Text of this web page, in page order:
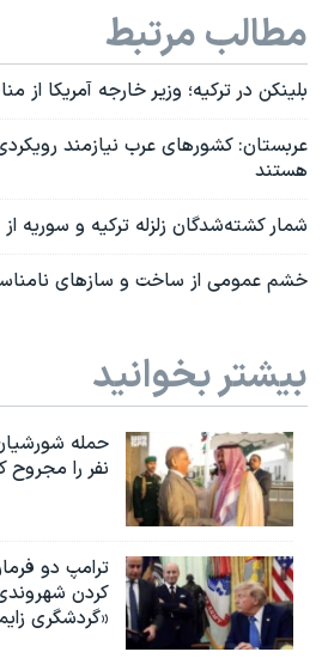
مطالب مرتبط
بلینکن در ترکیه؛ وزیر خارجه آمریکا از
عربستان: کشورهای عرب نیازمند
هستند
شمار کشته‌شدگان زلزله ترکیه و سوریه از ۴۵ هزار نفر فراتر رفت
خشم عمومی از ساخت و سازهای نامناسب
بیشتر بخوانید
نفر را مجروح
ترامپ دو
کردن
«گردشگری